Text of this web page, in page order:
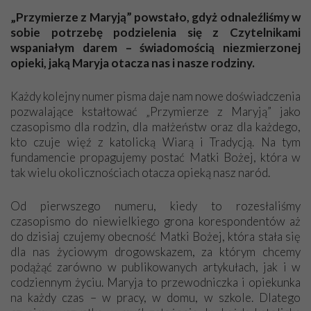
czasopismo. Warto je prenumerować. Dużo opisujecie i dużo
się dowiadujemy, co się dzieje teraz i kiedyś – jak to było na
świecie dawno temu, w tamtych wiekach. Życzę Wam wielu
łask Bożych i siły w dalszym działaniu. Nie poddawajcie się
Bóg! Pozdrawiam Was serdecznie,
Maria
Niech będzie pochwalony Jezus Chrystus!
Dziękuję z całego serca za cudowne „Przymierze z Maryją”.
pięknych, cudownych tekstów o Maryi i Jezusie Chrystusie, a
także dużo o wierze katolickiej i o naszej kulturze. Są tam
piękne tematy i bardzo dobre dla naszego życia wiadomości.
Jestem szczęśliwa, że otrzymuję „Przymierze z Maryją”.
Dziękuję, modlę się za cały Apostolat Fatimy i za Pana
Prezesa.
Janina z Włocławka
„Przymierze z Maryją” powstało, gdyż odnaleźliśmy w
sobie potrzebę podzielenia się z Czytelnikami
wspaniałym darem – świadomością niezmierzonej
opieki, jaką Maryja otacza nas i nasze rodziny.
Każdy kolejny numer pisma daje nam nowe doświadczenia
pozwalające kstałtować „Przymierze z Maryją” jako
czasopismo dla rodzin, dla małżeństw oraz dla każdego,
kto czuje więź z katolicką Wiarą i Tradycją. Na tym
fundamencie propagujemy postać Matki Bożej, która w
tak wielu okolicznościach otacza opieką nasz naród.
Od pierwszego numeru, kiedy to rozesłaliśmy
czasopismo do niewielkiego grona korespondentów aż
do dzisiaj czujemy obecność Matki Bożej, która stała się
dla nas życiowym drogowskazem, za którym chcemy
podążąć zarówno w publikowanych artykułach, jak i w
codziennym życiu. Maryja to przewodniczka i opiekunka
na każdy czas – w pracy, w domu, w szkole. Dlatego